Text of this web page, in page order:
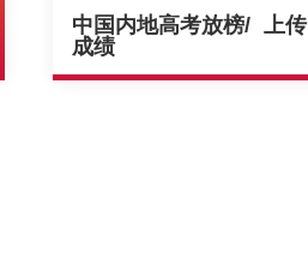
中国内地高考放榜/ 上传
成绩